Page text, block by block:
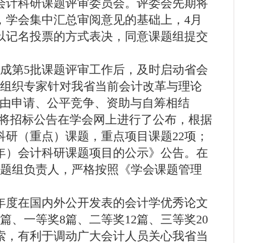
科研课题评审委员会。评委会先期将
会集中汇总审阅意见的基础上， 4月
记名投票的方式表决，同意课题组提交
第5批课题评审工作后，及时启动省会
织专家针对我省当前会计改革与理论
申请、公平竞争、资助与自筹相结
招标公告在学会网上进行了公布，根据
研（重点）课题，重点项目课题22项；
）会计科研课题项目的公示》公告。在
组负责人，严格按照《学会课题管理
度在国内外公开发表的会计学优秀论文
篇、一等奖8篇、二等奖12篇、三等奖20
有利于调动广大会计人员关心我省当